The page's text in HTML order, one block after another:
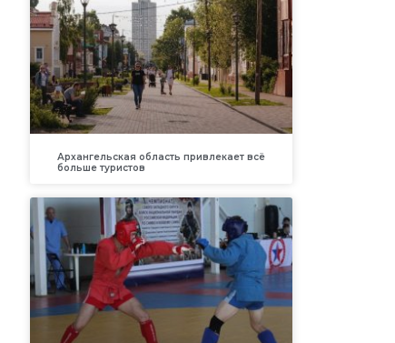
Архангельская область привлекает всё
больше туристов